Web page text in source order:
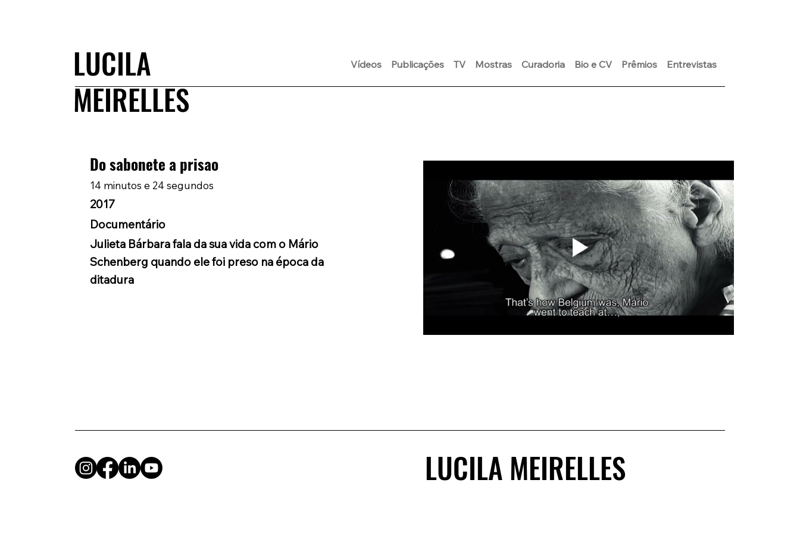
LUCILA
MEIRELLES
Vídeos Publicações TV Mostras Curadoria Bio e CV Prêmios Entrevistas
Do sabonete a prisao
14 minutos e 24 segundos
2017
Julieta Bárbara fala da sua vida com o Mário
Schenberg quando ele foi preso na época da
ditadura
Documentário
LUCILA MEIRELLES